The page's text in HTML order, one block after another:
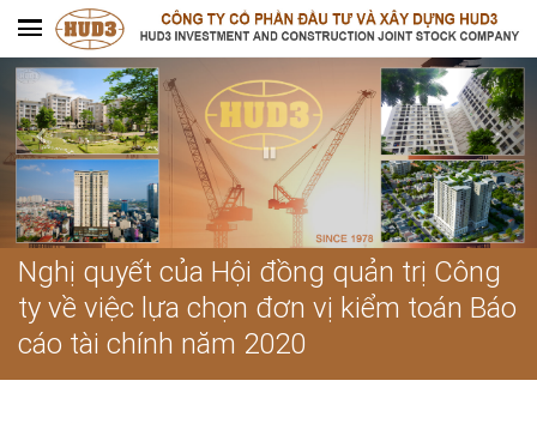
Nghị quyết của Hội đồng quản trị Công
ty về việc lựa chọn đơn vị kiểm toán Báo
cáo tài chính năm 2020